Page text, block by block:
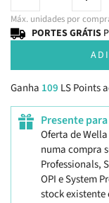
Máx. unidades por
PORTES GRÁTIS
Ganha 109 LS Points
Presente
Oferta de
numa compra
Professionals,
OPI e System
stock existente